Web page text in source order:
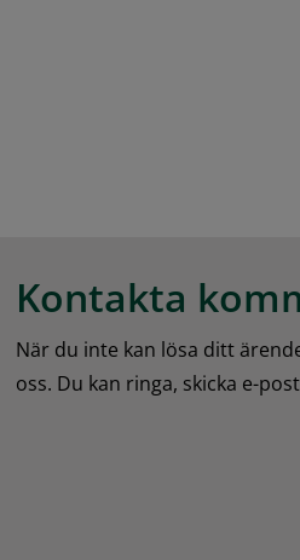
Kontakta
När du inte kan lösa ditt
oss. Du kan ringa, skicka e-